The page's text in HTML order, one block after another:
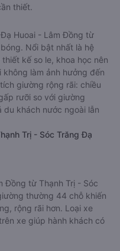
thiết.
Huoai - Lâm Đồng từ
Nổi bật nhất là hệ
kế so le, khoa học nên
làm ảnh hưởng đến
giường rộng rãi: chiều
rưỡi so với giường
khách nước ngoài lẫn
Trị - Sóc Trăng Đạ
Đồng từ Thạnh Trị - Sóc
thường 44 chỗ khiến
rộng rãi hơn. Loại xe
xe giúp hành khách có